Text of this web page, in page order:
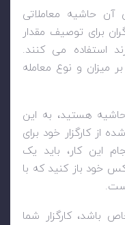
حاشیه معاملاتی
برای توصیف مقدار
استفاده می کنند.
میزان و نوع معامله
هستید، به این
کارگزار خود برای
این کار، باید یک
خود باز کنید که با
باشد، کارگزار شما